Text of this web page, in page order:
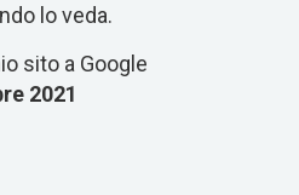
lo veda.
2021